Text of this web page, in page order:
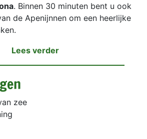
. Binnen 30 minuten bent u ook
de Apenijnnen om een heerlijke
Lees verder
zee